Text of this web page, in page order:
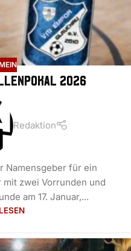
2026
Redaktion
Namensgeber für ein
zwei Vorrunden und
am 17. Januar,...